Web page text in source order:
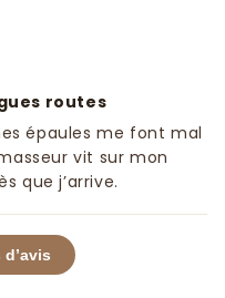
routes
épaules me font mal
vit sur mon
que j’arrive.